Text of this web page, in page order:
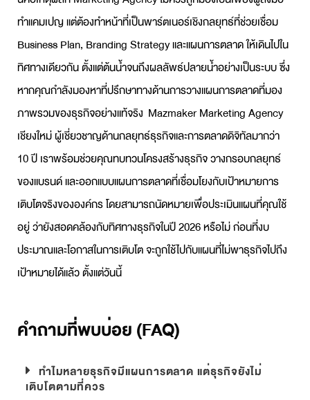
ทำแคมเปญ แต่ต้องทำหน้าที่เป็นพาร์ตเนอร์เชิงกลยุทธ์ที่ช่วยเชื่อม
Business Plan, Branding Strategy และแผนการตลาดให้เดินไปใน
ทิศทางเดียวกัน ตั้งแต่ต้นน้ำจนถึงผลลัพธ์ปลายน้ำอย่างเป็นระบบ ซึ่ง
หากคุณกำลังมองหาที่ปรึกษาทางด้านการวางแผนการตลาดที่มอง
ภาพรวมของธุรกิจอย่างแท้จริง MazmakerMarketing Agency
เชียงใหม่ ผู้เชี่ยวชาญด้านกลยุทธ์ธุรกิจและการตลาดดิจิทัลมากว่า
10 ปี เราพร้อมช่วยคุณทบทวนโครงสร้างธุรกิจ วางกรอบกลยุทธ์
ของแบรนด์ และออกแบบแผนการตลาดที่เชื่อมโยงกับเป้าหมายการ
เติบโตจริงขององค์กร โดยสามารถนัดหมายเพื่อประเมินแผนที่คุณใช้
อยู่ ว่ายังสอดคล้องกับทิศทางธุรกิจในปี 2026 หรือไม่ ก่อนที่งบ
ประมาณและโอกาสในการเติบโต จะถูกใช้ไปกับแผนที่ไม่พาธุรกิจไปถึง
เป้าหมายได้แล้ว ตั้งแต่วันนี้
คำถามที่พบบ่อย (FAQ)
ทำไมหลายธุรกิจมีแผนการตลาด แต่ธุรกิจยังไม่
เติบโตตามที่ควร